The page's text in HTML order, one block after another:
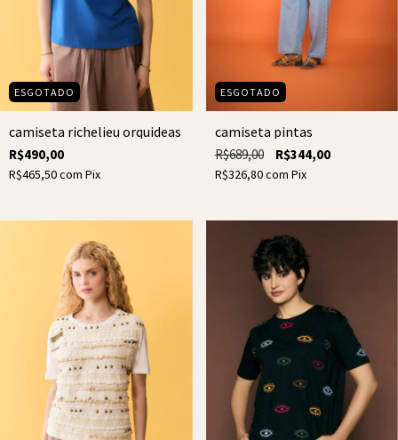
ESGOTADO
camiseta richelieu orquideas
R$490,00
R$465,50com Pix
ESGOTADO
camiseta pintas
R$689,00 R$344,00
R$326,80com Pix